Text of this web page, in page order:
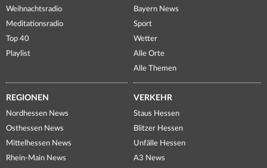
Weihnachtsradio
Meditationsradio
Top 40
Playlist
Bayern News
Sport
Wetter
Alle Orte
Alle Themen
REGIONEN
Nordhessen News
Osthessen News
Mittelhessen News
Rhein-Main News
VERKEHR
Staus Hessen
Blitzer Hessen
Unfälle Hessen
A3 News